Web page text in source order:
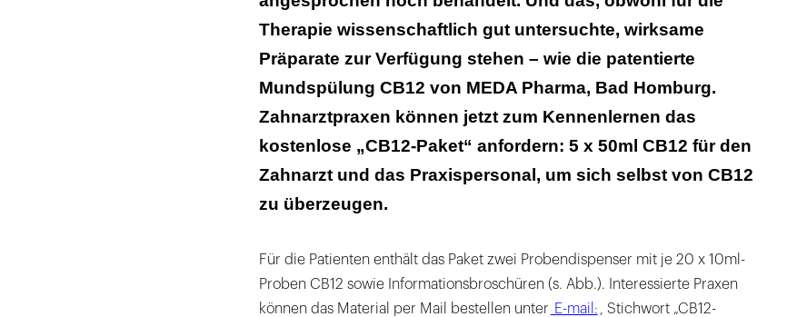
Therapie wissenschaftlich gut untersuchte, wirksame
Präparate zur Verfügung stehen – wie die patentierte
Mundspülung CB12 von MEDA Pharma, Bad Homburg.
Zahnarztpraxen können jetzt zum Kennenlernen das
kostenlose „CB12-Paket“ anfordern: 5 x 50ml CB12 für den
Zahnarzt und das Praxispersonal, um sich selbst von CB12
zu überzeugen.
Für die Patienten enthält das Paket zwei Probendispenser mit je 20 x 10ml-
Proben CB12 sowie Informationsbroschüren (s. Abb.). Interessierte Praxen
können das Material per Mail bestellen unter E-mail:
, Stichwort „CB12-